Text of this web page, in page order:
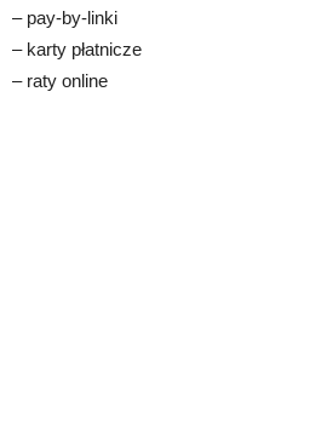
– pay-by-linki
– karty płatnicze
– raty online